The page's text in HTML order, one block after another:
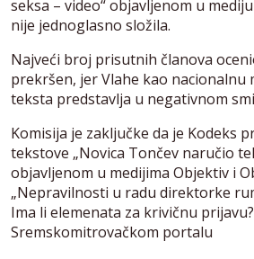
seksa – video“ objavljenom u
nije jednoglasno složila.
Najveći broj prisutnih članova
prekršen, jer Vlahe kao nacionalnu
teksta predstavlja u negativnom
Komisija je zaključke da je Kodeks
tekstove „Novica Tončev naručio
objavljenom u medijima Objektiv i
„Nepravilnosti u radu direktorke
Ima li elemenata za krivičnu
Sremskomitrovačkom portalu